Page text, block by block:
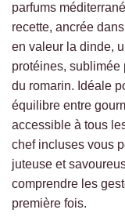
parfums
recette, ancrée
en valeur la dinde,
protéines, sublimée
du romarin. Idéale
équilibre entre
accessible à tous
chef incluses vous
juteuse et
comprendre les
première fois.